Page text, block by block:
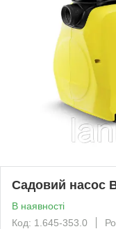
Садовий насос
В наявності
Код: 1.645-353.0